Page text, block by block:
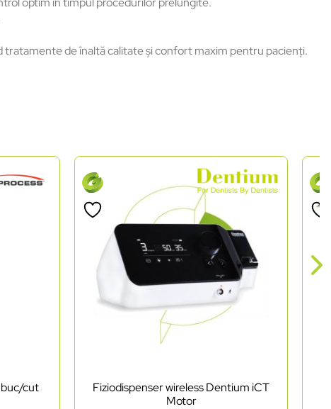
tratamente de înaltă calitate și confort maxim pentru pacienți.
cut
Fiziodispenser wireless Dentium iCT
Motor